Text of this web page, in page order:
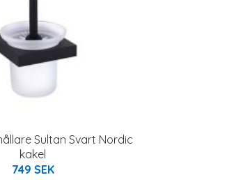
Sultan Svart Nordic
kakel
749 SEK